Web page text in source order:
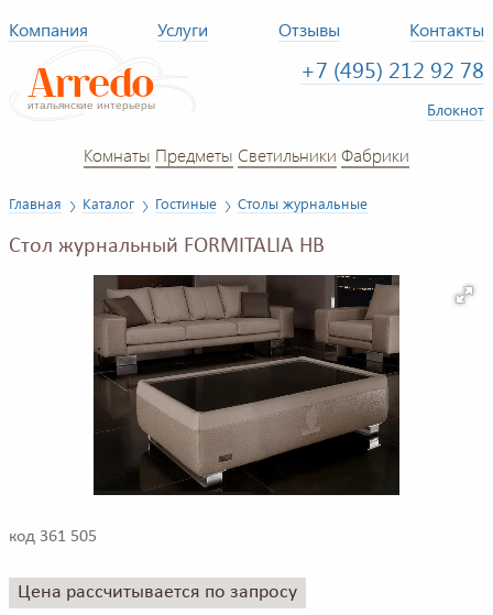
Компания Услуги Отзывы Контакты
+7 (495) 212 92 78
Блокнот
Комнаты Предметы Светильники Фабрики
Главная Каталог Гостиные Столы журнальные
Стол журнальный FORMITALIA HB
код 361 505
Цена рассчитывается по запросу